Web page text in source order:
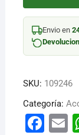
ESF
1,40-
2,35MM
cantidad
Envio en
Devolucion
SKU: 109246
Categoría:
F E